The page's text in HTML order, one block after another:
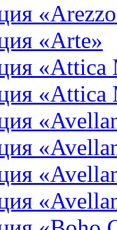
«Arte»
«Attica
«Attica